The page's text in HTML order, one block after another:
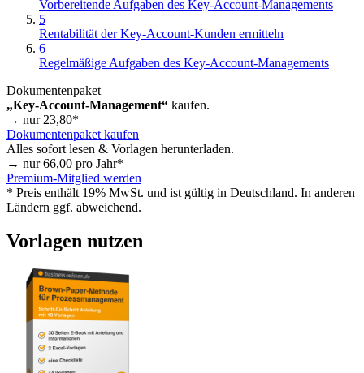
Vorbereitende Aufgaben des Key-Account-Managements
5
Rentabilität der Key-Account-Kunden ermitteln
6
Regelmäßige Aufgaben des Key-Account-Managements
Dokumentenpaket
„Key-Account-Management“ kaufen.
→ nur 23,80*
Dokumentenpaket kaufen
Alles sofort lesen & Vorlagen herunterladen.
→ nur66,00 pro Jahr*
Premium-Mitglied werden
* Preis enthält 19% MwSt. und ist gültig in Deutschland. In anderen
Ländern ggf. abweichend.
Vorlagen nutzen